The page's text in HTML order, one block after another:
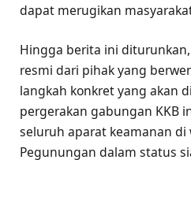
dapat merugikan
Hingga berita ini
resmi dari pihak yang
langkah konkret yang akan
pergerakan gabungan KKB
seluruh aparat keamanan di
Pegunungan dalam status